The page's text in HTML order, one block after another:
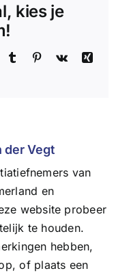
kies je
Tumblr Pinterest
Vk
Xing
der Vegt
van
en
website probeer
te houden.
hebben,
of plaats een